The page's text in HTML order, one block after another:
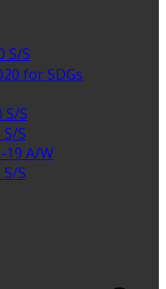
S/S
for SDGs
S/S
S
19 A/W
S